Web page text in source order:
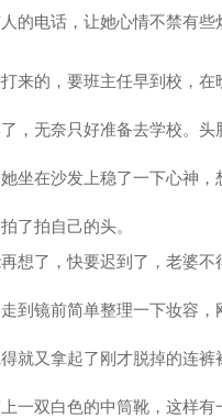
的电话，让她心情不禁有些
的，要班主任早到校，在
，无奈只好准备去学校。头
坐在沙发上稳了一下心神，
了拍自己的头。
了，快要迟到了，老婆不
到镜前简单整理一下妆容，
就又拿起了刚才脱掉的连裤
一双白色的中筒靴，这样有